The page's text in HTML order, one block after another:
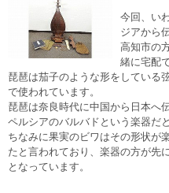
今回、い
ジアから
高知市の
緒に宅配
琵琶は茄子のような形をしている
で使われています。
琵琶は奈良時代に中国から日本へ
ペルシアのバルバドという楽器だ
ちなみに果実のビワはその形状が
たと言われており、楽器の方が先
となっています。